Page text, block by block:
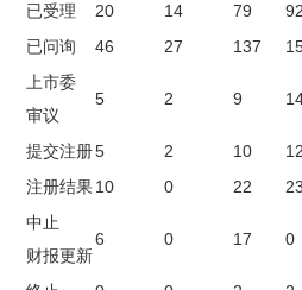
已受理
20 14 79 92
已问询
46 27 137
上市委
审议
5 2 9
提交注册5 2 10 12
注册结果10 0 22 23
中止
财报更新
6 0 17 0